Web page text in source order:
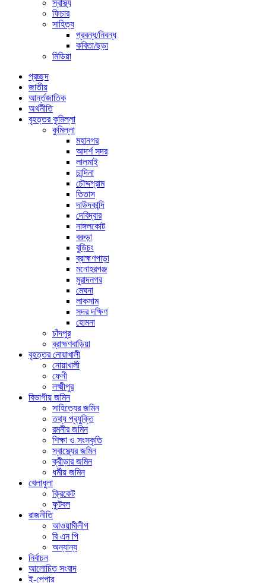
স্বাস্থ্য
ফিচার
সাহিত্য
প্রবন্ধ/নিবন্ধ
কবিতা/ছড়া
মিডিয়া
প্রচ্ছদ
জাতীয়
আর্ন্তজাতিক
অর্থনীতি
বৃহত্তর কুমিল্লা
কুমিল্লা
মহানগর
আদর্শ সদর
লালমাই
চান্দিনা
চৌদ্দগ্রাম
তিতাস
দাউদকান্দি
দেবিদ্বার
নাঙ্গলকোট
বরুড়া
বুড়িচং
ব্রাহ্মণপাড়া
মনোহরগঞ্জ
মুরাদনগর
মেঘনা
লাকসাম
সদর দক্ষিণ
হোমনা
চাঁদপুর
ব্রাহ্মণবাড়িয়া
বৃহত্তর নোয়াখালী
নোয়াখালী
ফেনী
লক্ষ্মীপুর
বিভাগীয় জমিন
সাহিত্যের জমিন
তথ্য প্রযুক্তি
রমনীর জমিন
শিক্ষা ও সংস্কৃতি
স্বাস্থ্যের জমিন
ক্রীড়ার জমিন
ধর্মীয় জমিন
খেলাধুলা
ক্রিকেট
ফুটবল
রাজনীতি
আওয়ামীলীগ
বি এন পি
অন্যান্য
নির্বাচন
আলোচিত সংবাদ
ই-পেপার